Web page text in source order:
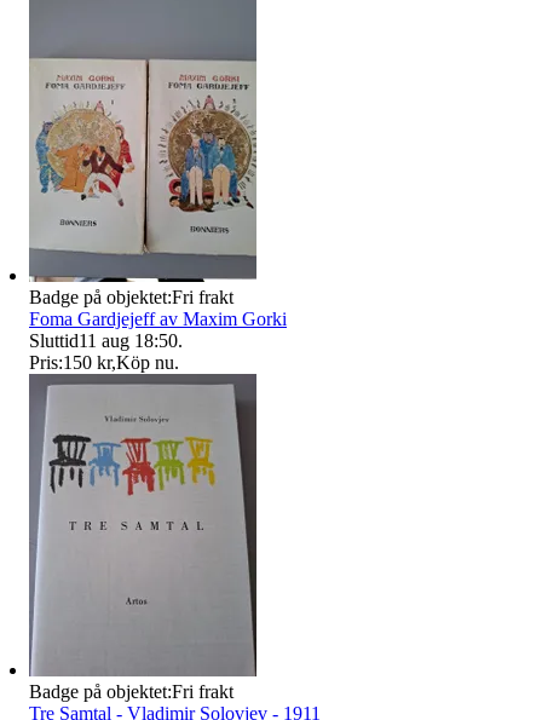
Badge på objektet:Fri frakt
Foma Gardjejeff av Maxim Gorki
Sluttid11 aug 18:50.
Pris:150 kr,Köp nu.
Badge på objektet:Fri frakt
Tre Samtal - Vladimir Solovjev - 1911